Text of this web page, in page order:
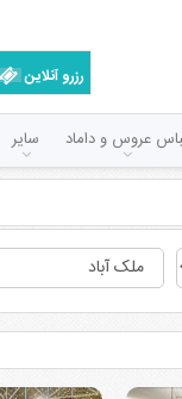
رزرو آنلاین
عروس و داماد سایر